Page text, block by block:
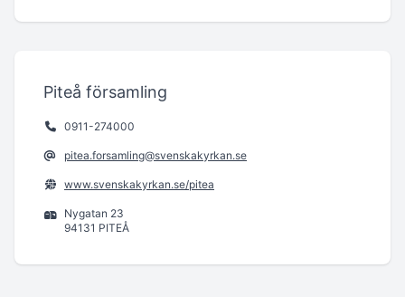
Piteå församling
0911-274000
pitea.forsamling@svenskakyrkan.se
www.svenskakyrkan.se/pitea
Nygatan 23
94131 PITEÅ